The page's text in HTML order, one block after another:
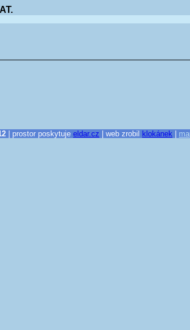
| prostor poskytuje eldar.cz | web zrobil klokánek